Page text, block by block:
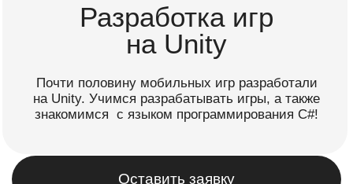
на Unity. Учимся разрабатывать игры, а также
знакомимся с языком программирования C#!
Оставить заявку